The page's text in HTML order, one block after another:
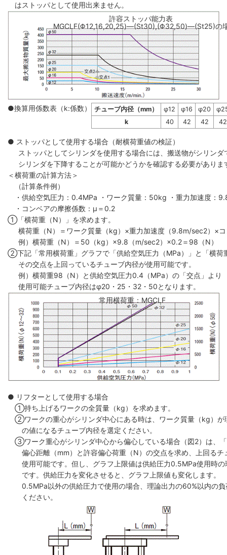
はストッパとして使用出来ません。
許容ストッパ能力表
MGCLF(Φ12,16,20,25)―(St30),(Φ32,50)―(St25)の
●換算用係数表（k:係数） チューブ内径（mm） φ12 φ16 φ20
k
40 42 42 42
● ストッパとして使用する場合（耐横荷重値の検証）
ストッパとしてシリンダを使用する場合には、搬送物がシリン
シリンダを下降することが可能かどうかを確認する必要がありま
＜横荷重の計算方法＞
（計算条件例）
・供給空気圧力：0.4MPa ・ワーク質量：50kg ・重力加速度：
・コンベアの摩擦係数：μ＝0.2
①「横荷重（N）」を求めます。
横荷重（N）＝ワーク質量（kg）×重力加速度（9.8m/sec2）×
例）横荷重（N）＝50（kg）×9.8（m/sec2）×0.2＝98（N）
②下記「常用横荷重」グラフで「供給空気圧力（MPa）」と「横荷
その交点を上回っているチューブ内径が使用可能です。
例）横荷重98（N）と供給空気圧力0.4（MPa）の「交点」より
使用可能チューブ内径はφ20・25・32・50となります。
常用横荷重：MGCLF
● リフターとして使用する場合
①持ち上げるワークの全質量（kg）を求めます。
②ワークの重心がシリンダ中心にある時は、ワーク質量（kg）
の値になるチューブ内径を選定ください。
③ワーク重心がシリンダ中心から偏心している場合（図2）は、
偏心距離（mm）と許容偏心荷重（N）の交点を求め、上回るチ
使用可能です。但し、グラフ上限値は供給圧力0.5MPa使用時
です。供給圧力を変化させると、グラフ上限値も変化します。
0.5MPa以外の供給圧力で使用の場合、理論出力の60%以内の
ください。